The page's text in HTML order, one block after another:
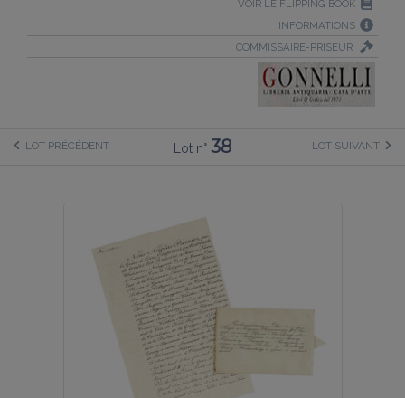
VOIR LE FLIPPING BOOK
INFORMATIONS
COMMISSAIRE-PRISEUR
LOT PRÉCÉDENT Lot n° 38 LOT SUIVANT